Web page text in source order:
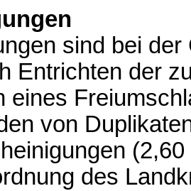
sind bei
Entrichten der
eines
von
des